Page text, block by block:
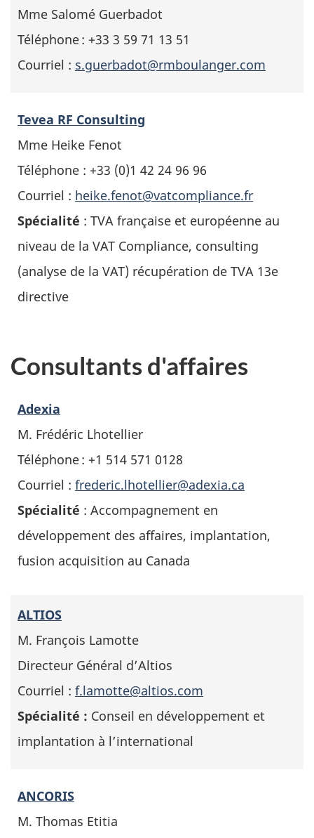
Mme Salomé Guerbadot
Téléphone : +33 3 59 71 13 51
Courriel : s.guerbadot@rmboulanger.com
Tevea RF Consulting
Mme Heike Fenot
Téléphone : +33 (0)1 42 24 96 96
Courriel : heike.fenot@vatcompliance.fr
Spécialité : TVA française et européenne au
niveau de la VAT Compliance, consulting
(analyse de la VAT) récupération de TVA 13e
directive
Consultants d'affaires
Adexia
M. Frédéric Lhotellier
Téléphone : +1 514 571 0128
Courriel : frederic.lhotellier@adexia.ca
Spécialité : Accompagnement en
développement des affaires, implantation,
fusion acquisition au Canada
ALTIOS
M. François Lamotte
Directeur Général d’Altios
Courriel : f.lamotte@altios.com
Spécialité : Conseil en développement et
implantation à l’international
ANCORIS
M. Thomas Etitia